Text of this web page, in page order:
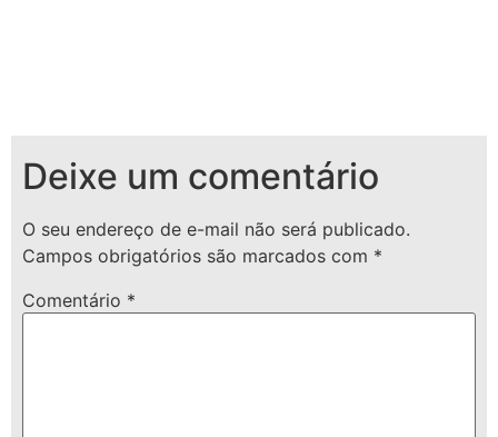
Deixe um comentário
O seu endereço de e-mail não será publicado.
Campos obrigatórios são marcados com *
Comentário *